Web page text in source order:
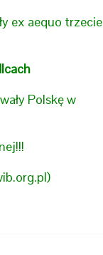
ex aequo trzecie
Polskę w